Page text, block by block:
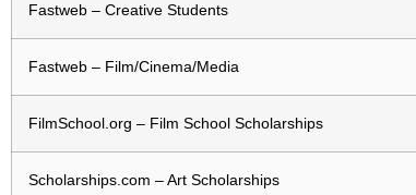
Fastweb – Creative Students
Fastweb – Film/Cinema/Media
FilmSchool.org – Film School Scholarships
Scholarships.com – Art Scholarships